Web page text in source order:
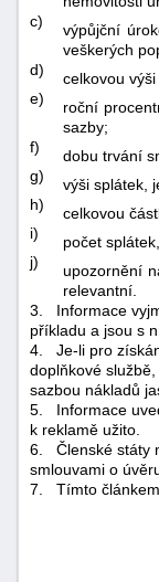
c)
výpůjční
veškerých
d)
celkovou
e)
roční
sazby;
f)
dobu trvání
g)
výši splátek,
h)
celkovou
i)
počet
j)
upozornění
relevantní.
3.
Informace
příkladu a jsou s
4.
Je-li pro
doplňkové
sazbou nákladů
5.
Informace
k reklamě užito.
6.
Členské státy
smlouvami o
7.
Tímto